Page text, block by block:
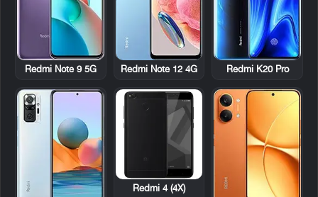
Redmi K20 Pro
Redmi Note 12 4G
Redmi Note 9 5G
Redmi 4 (4X)